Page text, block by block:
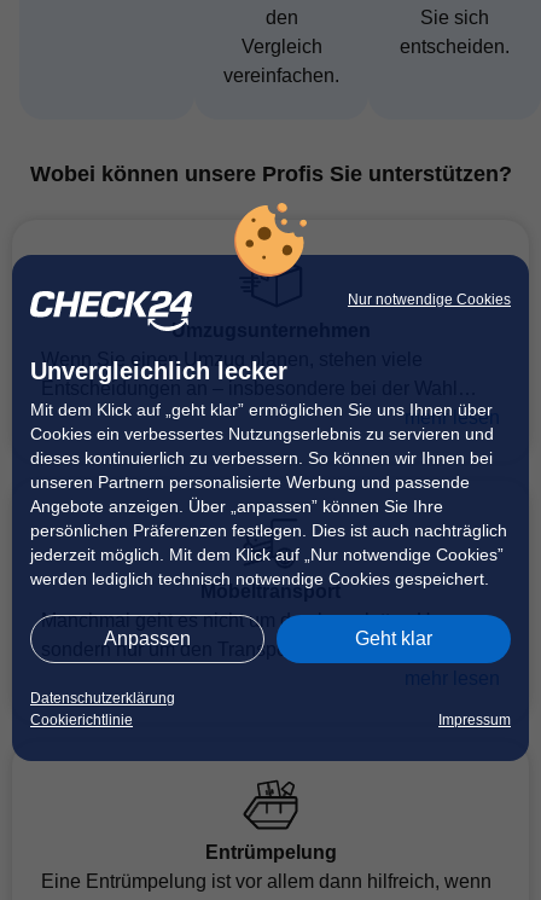
Nur notwendige Cookies
Unvergleichlich lecker
Mit dem Klick auf „geht klar” ermöglichen Sie uns Ihnen über
Cookies ein verbessertes Nutzungserlebnis zu servieren und
dieses kontinuierlich zu verbessern. So können wir Ihnen bei
unseren Partnern personalisierte Werbung und passende
Angebote anzeigen. Über „anpassen” können Sie Ihre
persönlichen Präferenzen festlegen. Dies ist auch nachträglich
jederzeit möglich. Mit dem Klick auf „Nur notwendige Cookies”
werden lediglich technisch notwendige Cookies gespeichert.
Anpassen Geht klar
Datenschutzerklärung
Cookierichtlinie
Impressum
den
Vergleich
vereinfachen.
Sie sich
entscheiden.
Wobei können unsere Profis Sie unterstützen?
Umzugsunternehmen
Wenn Sie einen Umzug planen, stehen viele
Entscheidungen an – insbesondere bei der Wahl
eines passenden Umzugsunternehmens. Neben dem
Transport bieten viele Profis zusätzliche Services wie
das Ein- und Auspacken, den Abbau von Möbeln
oder Küchen, die Einrichtung einer Halteverbotszone
oder eine Endreinigung an. Die Umzugskosten
richten sich nach Ihrem individuellen Bedarf. Über
CHECK24 finden Sie geprüfte Umzugsprofis mit
transparenten Profilen und verifizierter
Gewerbeanmeldung. Für eine erste Einschätzung der
Verfügung.
mehr lesen
Möbeltransport
Manchmal geht es nicht um den kompletten Umzug,
sondern nur um den Transport einzelner Möbel –
Schranks. Ein gezielter Möbeltransport ist dafür ideal.
transportiert werden sollen und ob Tragehelfer
benötigt werden. Auch Zusatzleistungen wie
Möbelmontage oder der Anschluss einer
Waschmaschine lassen sich auswählen. Die Kosten
werden individuell je Möbelstück und gewählter
Entrümpelung
Eine Entrümpelung ist vor allem dann hilfreich, wenn